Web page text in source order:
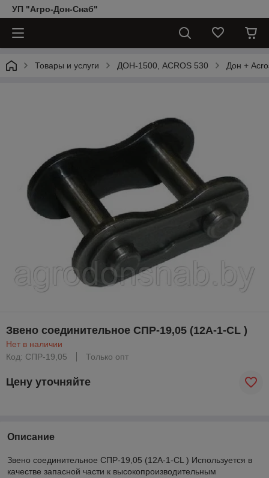
УП "Агро-Дон-Снаб"
Товары и услуги ДОН-1500, АCROS 530 Дон +
Звено соединительное СПР-19,05 (12А-1-CL )
Нет в наличии
Код: СПР-19,05
Только опт
Цену уточняйте
Описание
Звено соединительное СПР-19,05 (12А-1-CL ) Используется в
качестве запасной части к высокопроизводительным